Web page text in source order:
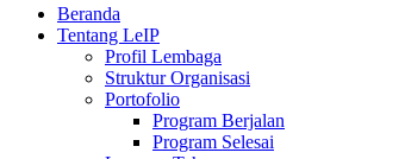
Beranda
Tentang LeIP
Profil Lembaga
Struktur Organisasi
Portofolio
Program Berjalan
Program Selesai